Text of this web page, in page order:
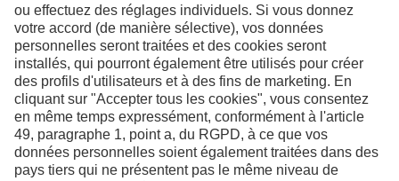
Contactez-nous pour de
plus amples informations
Contact